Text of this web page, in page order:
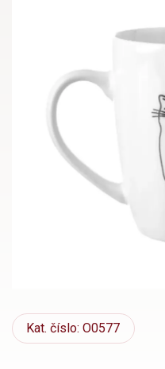
Kat. číslo: O0577